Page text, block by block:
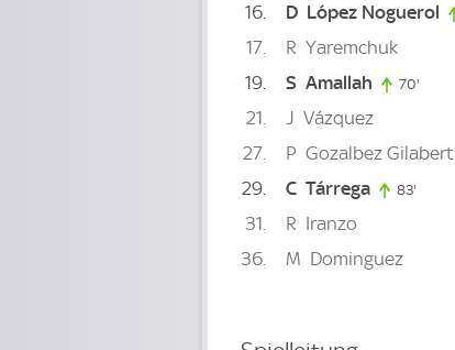
16 D López Noguerol
17 R Yaremchuk
19
S Amallah 70'
21 J Vázquez
27
P Gozalbez Gilabert
29
C Tárrega 83'
31 R Iranzo
36
M Dominguez